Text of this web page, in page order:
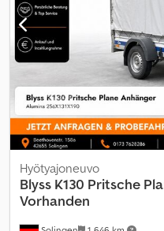
Hyötyajoneuvo
Blyss K130 Pritsche
Vorhanden